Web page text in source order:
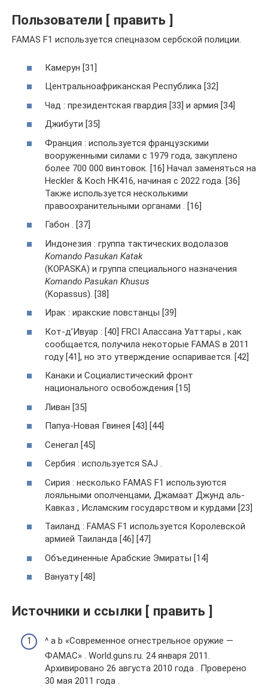
Пользователи [ править ]
FAMAS F1 используется спецназом сербской полиции.
Камерун [31]
Центральноафриканская Республика [32]
Чад : президентская гвардия [33] и армия [34]
Джибути [35]
Франция : используется французскими
вооруженными силами с 1979 года, закуплено
более 700 000 винтовок. [16] Начал заменяться на
Heckler & Koch HK416, начиная с 2022 года. [36]
Также используется несколькими
правоохранительными органами . [16]
Габон . [37]
Индонезия : группа тактических водолазов
Komando Pasukan Katak
(KOPASKA) и группа специального назначения
Komando Pasukan Khusus
(Kopassus). [38]
Ирак : иракские повстанцы [39]
Кот-д’Ивуар : [40] FRCI Алассана Уаттары , как
сообщается, получила некоторые FAMAS в 2011
году [41], но это утверждение оспаривается. [42]
Канаки и Социалистический фронт
национального освобождения [15]
Ливан [35]
Папуа-Новая Гвинея [43] [44]
Сенегал [45]
Сербия : используется SAJ .
Сирия : несколько FAMAS F1 используются
лояльными ополченцами, Джамаат Джунд аль-
Кавказ , Исламским государством и курдами [23]
Таиланд : FAMAS F1 используется Королевской
армией Таиланда [46] [47]
Объединенные Арабские Эмираты [14]
Вануату [48]
Источники и ссылки [ править ]
^ a b «Современное огнестрельное оружие —
ФАМАС» . World.guns.ru. 24 января 2011.
Архивировано 26 августа 2010 года . Проверено
30 мая 2011 года .